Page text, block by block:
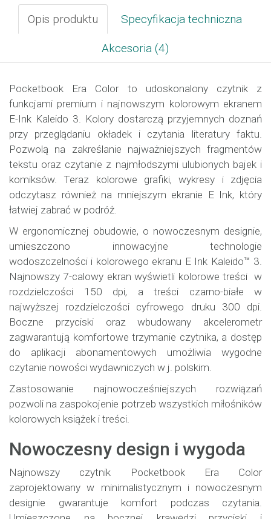
Opis produktu Specyfikacja techniczna
Akcesoria (4)
Pocketbook Era Color to udoskonalony czytnik z
funkcjami premium i najnowszym kolorowym ekranem
E-Ink Kaleido 3. Kolory dostarczą przyjemnych doznań
przy przeglądaniu okładek i czytania literatury faktu.
Pozwolą na zakreślanie najważniejszych fragmentów
tekstu oraz czytanie z najmłodszymi ulubionych bajek i
komiksów. Teraz kolorowe grafiki, wykresy i zdjęcia
odczytasz również na mniejszym ekranie E Ink, który
łatwiej zabrać w podróż.
W ergonomicznej obudowie, o nowoczesnym designie,
umieszczono innowacyjne technologie
wodoszczelności i kolorowego ekranu E Ink Kaleido™ 3.
Najnowszy 7-calowy ekran wyświetli kolorowe treści w
rozdzielczości 150 dpi, a treści czarno-białe w
najwyższej rozdzielczości cyfrowego druku 300 dpi.
Boczne przyciski oraz wbudowany akcelerometr
zagwarantują komfortowe trzymanie czytnika, a dostęp
do aplikacji abonamentowych umożliwia wygodne
czytanie nowości wydawniczych w j. polskim.
Zastosowanie najnowocześniejszych rozwiązań
pozwoli na zaspokojenie potrzeb wszystkich miłośników
kolorowych książek i treści.
Nowoczesny design i wygoda
Najnowszy czytnik Pocketbook Era Color
zaprojektowany w minimalistycznym i nowoczesnym
designie gwarantuje komfort podczas czytania.